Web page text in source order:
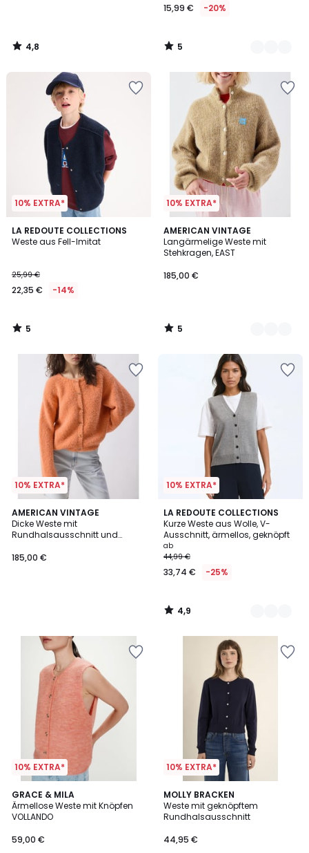
4,8
/
15,99 € -20%
5
/
10% EXTRA*
LA REDOUTE COLLECTIONS
Weste aus Fell-Imitat
25,99 €
22,35 € -14%
5
/
5
/
10% EXTRA*
AMERICAN VINTAGE
Langärmelige Weste mit
Stehkragen, EAST
185,00 €
5
/
5
2
Farben
5
/
10% EXTRA*
AMERICAN VINTAGE
Dicke Weste mit
Rundhalsausschnitt und
185,00 €
10% EXTRA*
LA REDOUTE COLLECTIONS
Kurze Weste aus Wolle, V-
Ausschnitt, ärmellos, geknöpft
ab
44,99 €
33,74 € -25%
4,9
/ 5
2
Farben
4,9
/
10% EXTRA*
GRACE & MILA
Ärmellose Weste mit Knöpfen
VOLLANDO
59,00 €
10% EXTRA*
MOLLY BRACKEN
Weste mit geknöpftem
Rundhalsausschnitt
44,95 €